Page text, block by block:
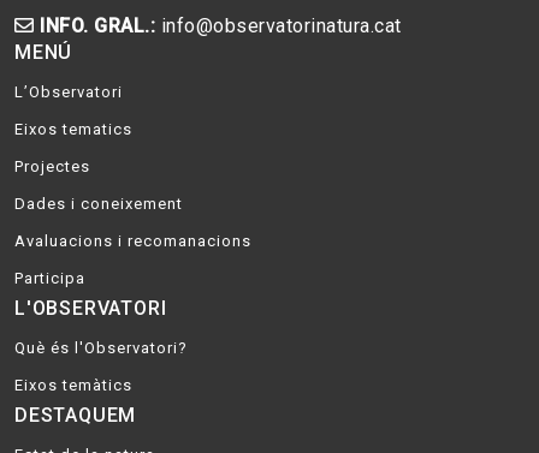
INFO. GRAL.: info@observatorinatura.cat
MENÚ
L’Observatori
Eixos tematics
Projectes
Dades i coneixement
Avaluacions i recomanacions
Participa
L'OBSERVATORI
Què és l'Observatori?
Eixos temàtics
DESTAQUEM